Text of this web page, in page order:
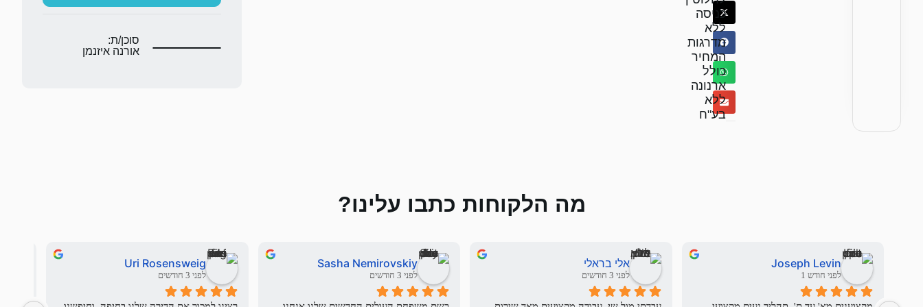
כניסה
ללא
מדרגות
המחיר
כולל
ארנונה
ללא
בע"ח
סוכן/ת:
אורנה איזנמן
מה הלקוחות כתבו עלינו?
Joseph Levin
לפני חודש 1
אלי בראלי
לפני 3 חודשים
Sasha Nemirovskiy
לפני 3 חודשים
Uri Rosensweig
לפני 3 חודשים